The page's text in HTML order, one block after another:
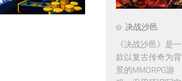
决战沙邑
《决战沙邑》是一
款以复古传奇为背
景的MMORPG游